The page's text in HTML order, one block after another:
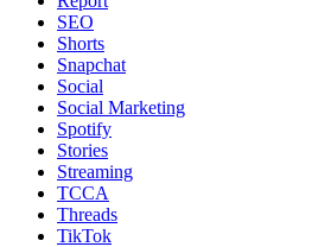
SEO
Shorts
Snapchat
Social
Social Marketing
Spotify
Stories
Streaming
TCCA
Threads
TikTok